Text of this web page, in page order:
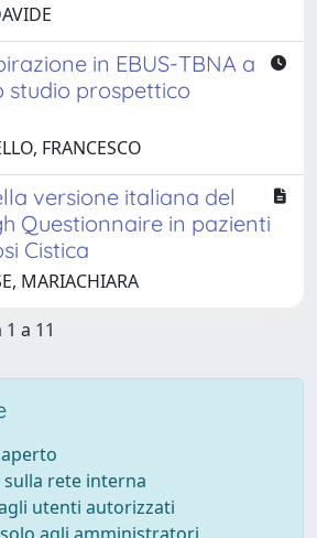
in EBUS-TBNA a
studio prospettico
FRANCESCO
versione italiana del
Questionnaire in pazienti
Cistica
MARIACHIARA
a 11
rete interna
utenti autorizzati
agli amministratori